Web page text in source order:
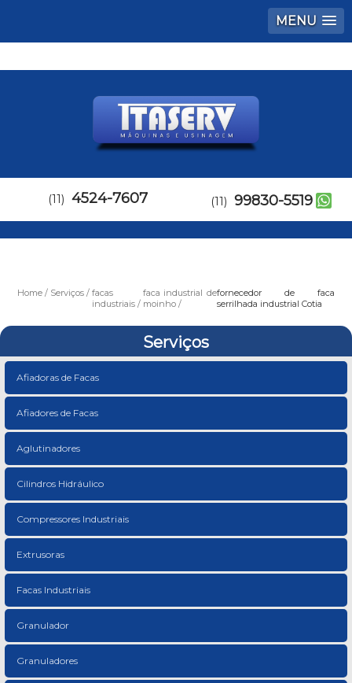
MENU
(11) 4524-7607 (11) 99830-5519
Home Serviços
facas
industriais
faca industrial de
moinho
fornecedor de faca
serrilhada industrial Cotia
Serviços
Afiadoras de Facas
Afiadores de Facas
Aglutinadores
Cilindros Hidráulico
Compressores Industriais
Extrusoras
Facas Industriais
Granulador
Granuladores